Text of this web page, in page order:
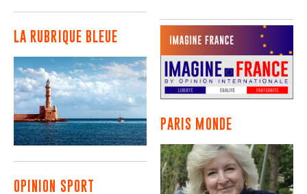
LA RUBRIQUE BLEUE
OPINION SPORT
PARIS MONDE